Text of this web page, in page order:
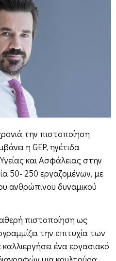
την πιστοποίηση
η GEP, ηγέτιδα
και Ασφάλειας στην
50- 250 εργαζομένων, με
ανθρώπινου δυναμικού
πιστοποίηση ως
την επιτυχία των
ένα εργασιακό